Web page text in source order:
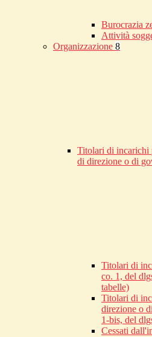
Burocrazia
Attività
Organizzazione 8
Titolari di incarichi
di direzione o di
Titolari di
co. 1, del
tabelle)
Titolari di
direzione o
1-bis, del
Cessati